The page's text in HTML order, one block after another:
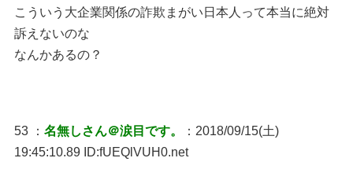
こういう大企業関係の詐欺まがい日本人って本当に絶対
訴えないのな
なんかあるの？
53 ： 名無しさん＠涙目です。
：2018/09/15(土)
19:45:10.89 ID:fUEQlVUH0.net